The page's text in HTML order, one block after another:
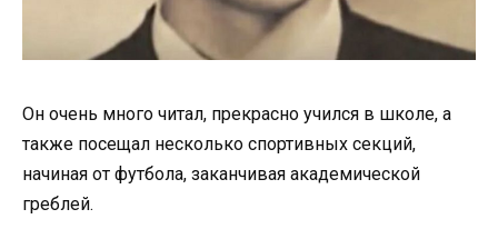
Он очень много читал, прекрасно учился в школе, а
также посещал несколько спортивных секций,
начиная от футбола, заканчивая академической
греблей.